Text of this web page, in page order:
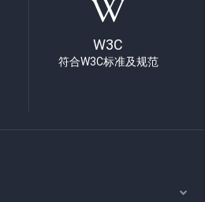
W3C
符合W3C标准及规范